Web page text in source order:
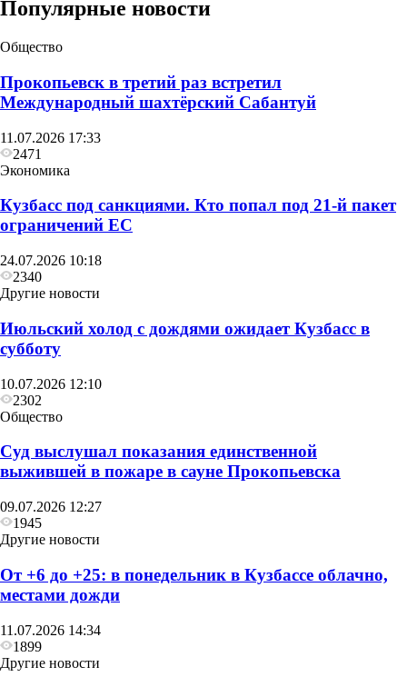
Общество
Глава Прокопьевска рассказал, как
преображается Сквер «Школьный»
Популярные новости
Общество
Прокопьевск в третий раз встретил
Международный шахтёрский Сабантуй
11.07.2026 17:33
2471
Экономика
Кузбасс под санкциями. Кто попал под 21‑й пакет
ограничений ЕС
24.07.2026 10:18
2340
Другие новости
Июльский холод с дождями ожидает Кузбасс в
субботу
10.07.2026 12:10
2302
Общество
Суд выслушал показания единственной
выжившей в пожаре в сауне Прокопьевска
09.07.2026 12:27
1945
Другие новости
От +6 до +25: в понедельник в Кузбассе облачно,
местами дожди
11.07.2026 14:34
1899
Другие новости